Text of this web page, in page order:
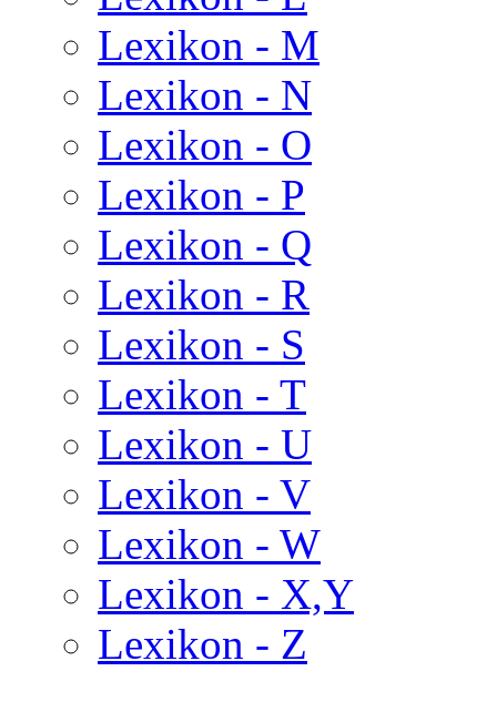
Lexikon - M
Lexikon - N
Lexikon - O
Lexikon - P
Lexikon - Q
Lexikon - R
Lexikon - S
Lexikon - T
Lexikon - U
Lexikon - V
Lexikon - W
Lexikon - X,Y
Lexikon - Z